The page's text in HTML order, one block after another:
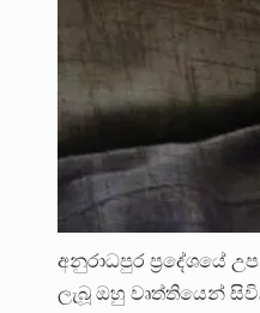
අනුරාධපුර ප්‍රදේශයේ
ලැබූ ඔහු වෘත්තියෙන්